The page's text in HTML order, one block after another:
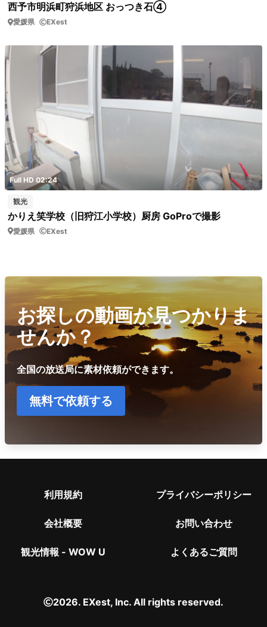
西予市明浜町狩浜地区 おっつき石④
愛媛県 EXest
Full HD 02:24
観光
かりえ笑学校（旧狩江小学校）厨房 GoProで撮影
愛媛県 EXest
お探しの動画が見つかりま
せんか？
全国の放送局に素材依頼ができます。
無料で依頼する
利用規約 プライバシーポリシー
会社概要 お問い合わせ
観光情報 - WOW U よくあるご質問
2026. EXest, Inc. All rights reserved.